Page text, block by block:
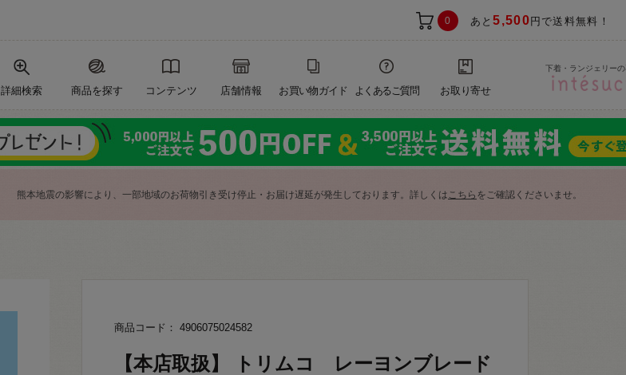
0 あと5,500 円で送料無料！
詳細検索 商品を探す コンテンツ 店舗情報 お買い物ガイド よくあるご質問 お取り寄せ
下着・ランジェリー
熊本地震の影響により、一部地域のお荷物引き受け停止・お届け遅延が発生しております。詳しくはこちら をご確認くださいませ。
商品コード： 4906075024582
【本店取扱】 トリムコ レーヨンブレード